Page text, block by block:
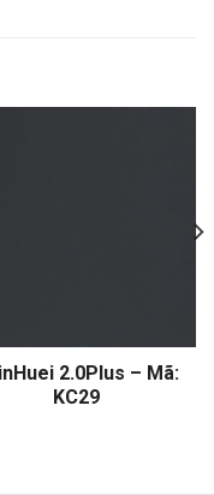
2.0Plus – Mã:
KC29